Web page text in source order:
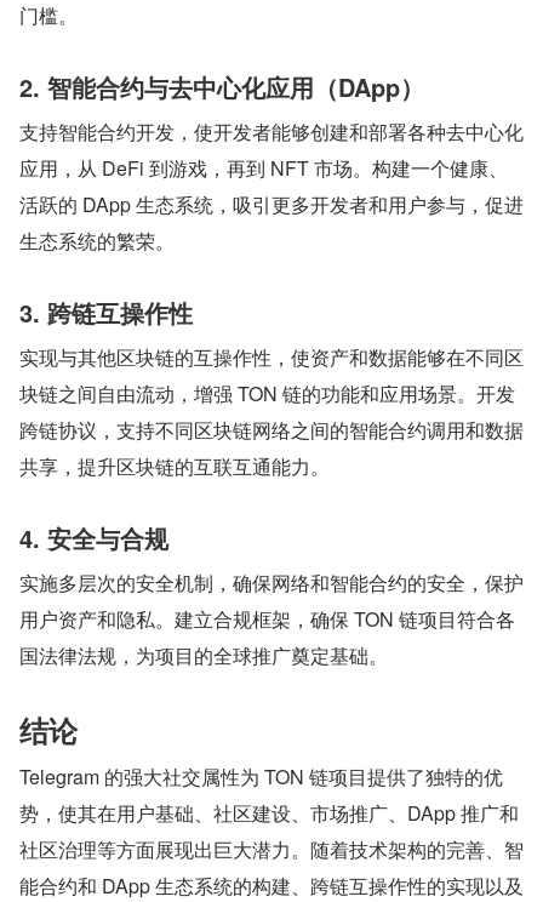
门槛。
2. 智能合约与去中心化应用（DApp）
支持智能合约开发，使开发者能够创建和部署各种去中心化
应用，从 DeFi 到游戏，再到 NFT 市场。构建一个健康、
活跃的 DApp 生态系统，吸引更多开发者和用户参与，促进
生态系统的繁荣。
3. 跨链互操作性
实现与其他区块链的互操作性，使资产和数据能够在不同区
块链之间自由流动，增强 TON 链的功能和应用场景。开发
跨链协议，支持不同区块链网络之间的智能合约调用和数据
共享，提升区块链的互联互通能力。
4. 安全与合规
实施多层次的安全机制，确保网络和智能合约的安全，保护
用户资产和隐私。建立合规框架，确保 TON 链项目符合各
国法律法规，为项目的全球推广奠定基础。
结论
Telegram 的强大社交属性为 TON 链项目提供了独特的优
势，使其在用户基础、社区建设、市场推广、DApp 推广和
社区治理等方面展现出巨大潜力。随着技术架构的完善、智
能合约和 DApp 生态系统的构建、跨链互操作性的实现以及